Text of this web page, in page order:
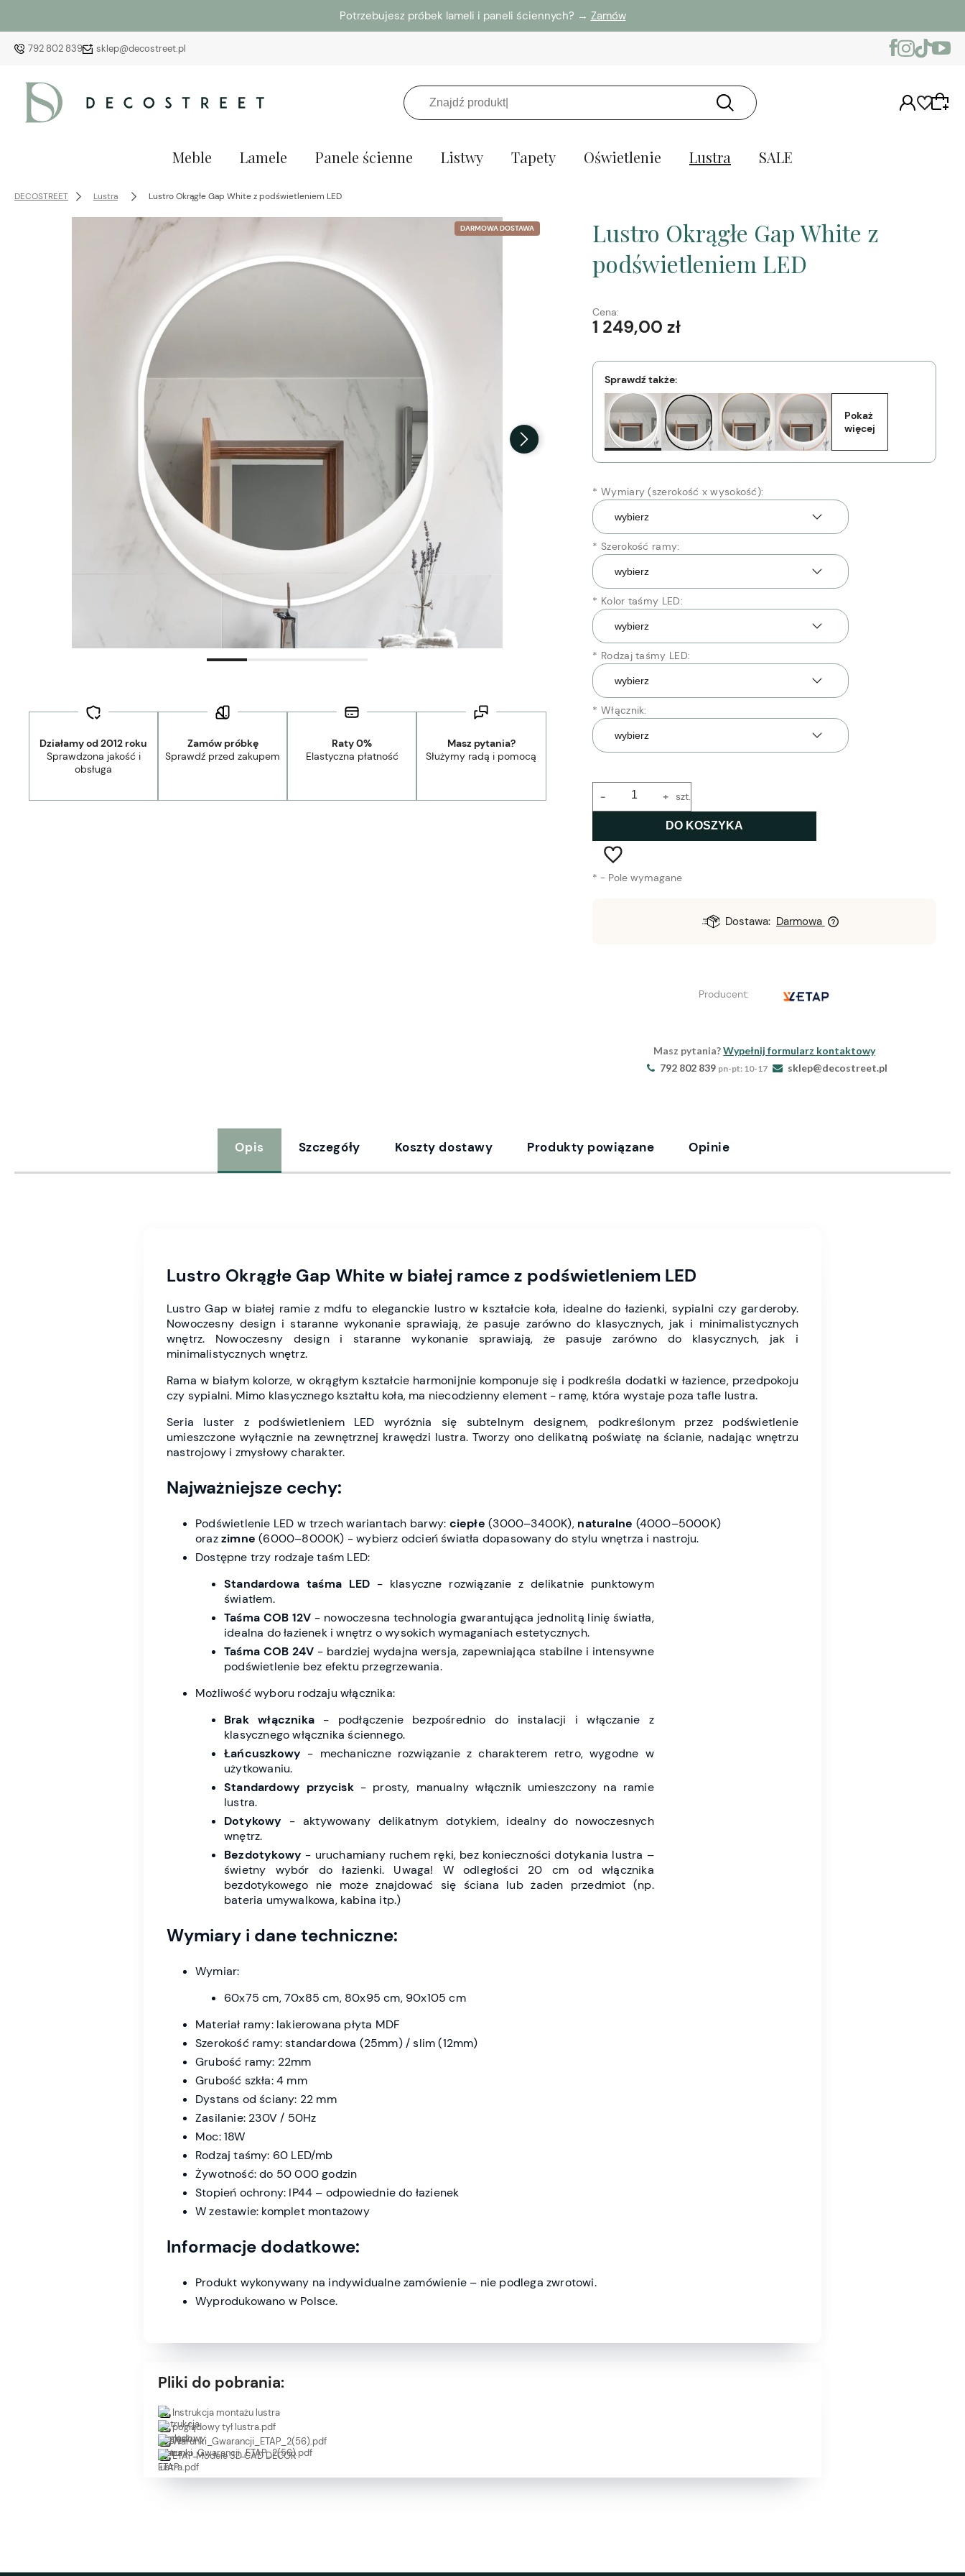
Potrzebujesz próbek lameli i paneli ściennych? → Zamów
792 802 839 sklep@decostreet.pl
Meble Lamele Panele ścienne Listwy Tapety Oświetlenie Lustra SALE
DECOSTREET Lustra Lustro Okrągłe Gap White z podświetleniem LED
DARMOWA DOSTAWA
Działamy od 2012 roku
Sprawdzona jakość i
obsługa
Zamów próbkę
Sprawdź przed zakupem
Raty 0%
Elastyczna płatność
Masz pytania?
Służymy radą i pomocą
Lustro Okrągłe Gap White z
podświetleniem LED
Cena:
1 249,00 zł
Sprawdź także:
Pokaż
więcej
* Wymiary (szerokość x wysokość):
* Szerokość ramy:
* Kolor taśmy LED:
* Rodzaj taśmy LED:
* Włącznik:
+
- szt.
DO KOSZYKA
* - Pole wymagane
Dostawa: Darmowa
Producent:
Masz pytania?Wypełnij formularz kontaktowy
792 802 839 pn-pt: 10-17 sklep@decostreet.pl
Opis Szczegóły Koszty dostawy Produkty powiązane Opinie
Lustro Okrągłe Gap White w białej ramce z podświetleniem LED
Lustro Gap w białej ramie z mdfu to eleganckie lustro w kształcie koła, idealne do łazienki, sypialni czy garderoby.
Nowoczesny design i staranne wykonanie sprawiają, że pasuje zarówno do klasycznych, jak i minimalistycznych
wnętrz. Nowoczesny design i staranne wykonanie sprawiają, że pasuje zarówno do klasycznych, jak i
minimalistycznych wnętrz.
Rama w białym kolorze, w okrągłym kształcie harmonijnie komponuje się i podkreśla dodatki w łazience, przedpokoju
czy sypialni. Mimo klasycznego kształtu koła, ma niecodzienny element - ramę, która wystaje poza tafle lustra.
Seria luster z podświetleniem LED wyróżnia się subtelnym designem, podkreślonym przez podświetlenie
umieszczone wyłącznie na zewnętrznej krawędzi lustra. Tworzy ono delikatną poświatę na ścianie, nadając wnętrzu
nastrojowy i zmysłowy charakter.
Najważniejsze cechy:
Podświetlenie LED w trzech wariantach barwy: ciepłe (3000–3400K), naturalne (4000–5000K)
orazzimne (6000–8000K) - wybierz odcień światła dopasowany do stylu wnętrza i nastroju.
Dostępne trzy rodzaje taśm LED:
Standardowa taśma LED - klasyczne rozwiązanie z delikatnie punktowym
światłem.
Taśma COB 12V - nowoczesna technologia gwarantująca jednolitą linię światła,
idealna do łazienek i wnętrz o wysokich wymaganiach estetycznych.
Taśma COB 24V - bardziej wydajna wersja, zapewniająca stabilne i intensywne
podświetlenie bez efektu przegrzewania.
Możliwość wyboru rodzaju włącznika:
Brak włącznika- podłączenie bezpośrednio do instalacji i włączanie z
klasycznego włącznika ściennego.
Łańcuszkowy - mechaniczne rozwiązanie z charakterem retro, wygodne w
użytkowaniu.
Standardowy przycisk- prosty, manualny włącznik umieszczony na ramie
lustra.
Dotykowy - aktywowany delikatnym dotykiem, idealny do nowoczesnych
wnętrz.
Bezdotykowy - uruchamiany ruchem ręki, bez konieczności dotykania lustra –
świetny wybór do łazienki. Uwaga! W odległości 20 cm od włącznika
bezdotykowego nie może znajdować się ściana lub żaden przedmiot (np.
bateria umywalkowa, kabina itp.)
Wymiary i dane techniczne:
Wymiar:
60x75 cm, 70x85 cm, 80x95 cm, 90x105 cm
Materiał ramy: lakierowana płyta MDF
Szerokość ramy: standardowa (25mm) / slim (12mm)
Grubość ramy: 22mm
Grubość szkła: 4 mm
Dystans od ściany: 22 mm
Zasilanie: 230V / 50Hz
Moc: 18W
Rodzaj taśmy: 60 LED/mb
Żywotność: do 50 000 godzin
Stopień ochrony: IP44 – odpowiednie do łazienek
W zestawie: komplet montażowy
Informacje dodatkowe:
Produkt wykonywany na indywidualne zamówienie – nie podlega zwrotowi.
Wyprodukowano w Polsce.
Pliki do pobrania:
Instrukcja montażu lustra
poglądowy tył lustra.pdf
Warunki_Gwarancji_ETAP_2(56).pdf
ETAP Modele 3D CAD DECOR